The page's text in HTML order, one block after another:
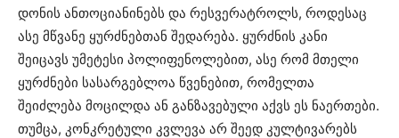
დონის ანთოციანინებს და რესვერატროლს, როდესაც
ასე მწვანე ყურძნებთან შედარება. ყურძნის კანი
შეიცავს უმეტესი პოლიფენოლებით, ასე რომ მთელი
ყურძნები სასარგებლოა წვენებით, რომელთა
შეიძლება მოცილდა ან განზავებული აქვს ეს ნაერთები.
თუმცა, კონკრეტული კვლევა არ შეედ კულტივარებს